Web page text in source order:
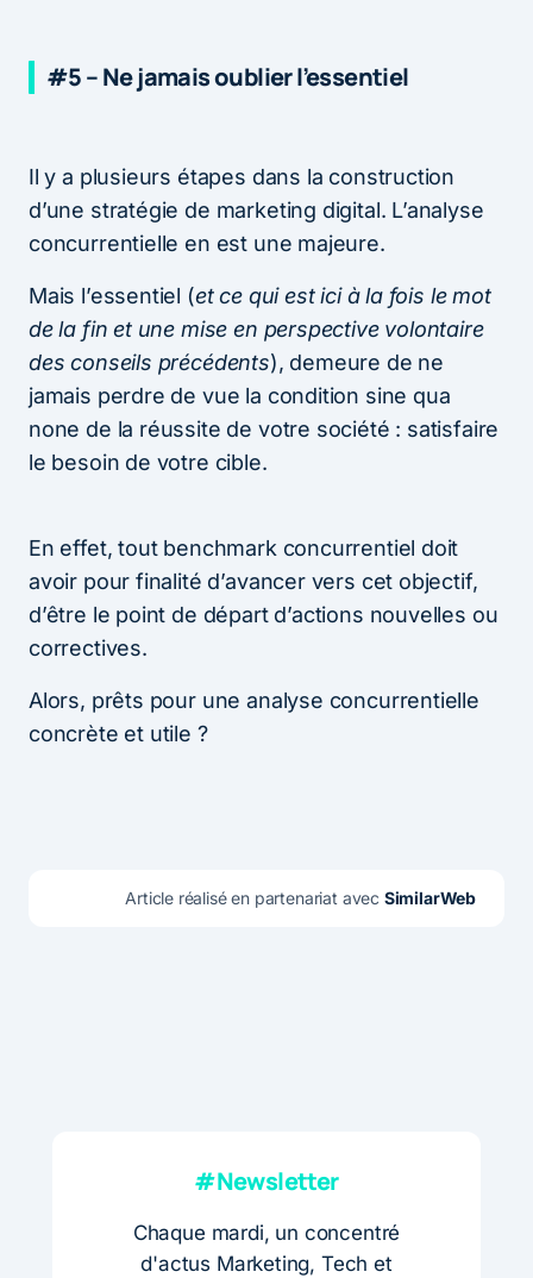
#5 – Ne jamais oublier l’essentiel
Il y a plusieurs étapes dans la construction
d’une stratégie de marketing digital. L’analyse
concurrentielle en est une majeure.
Mais l’essentiel (et ce qui est ici à la fois le mot
de la fin et une mise en perspective volontaire
des conseils précédents), demeure de ne
jamais perdre de vue la condition sine qua
none de la réussite de votre société : satisfaire
le besoin de votre cible.
En effet, tout benchmark concurrentiel doit
avoir pour finalité d’avancer vers cet objectif,
d’être le point de départ d’actions nouvelles ou
correctives.
Alors, prêts pour une analyse concurrentielle
concrète et utile ?
Article réalisé en partenariat avec SimilarWeb
#Newsletter
Chaque mardi, un concentré
d'actus Marketing, Tech et